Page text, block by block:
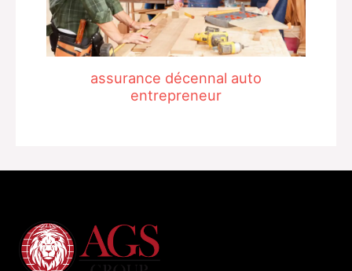
assurance décennal auto
entrepreneur